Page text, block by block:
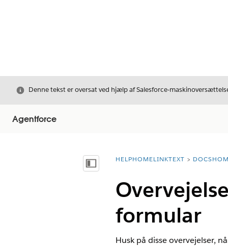
LukDenne tekst er oversat ved hjælp af Salesforce-
Agentforce
Vis indholdsfortegnelse
breadcrumbDescription
HELPHOMELINKTEXT
formular
Husk på disse overvejelser,